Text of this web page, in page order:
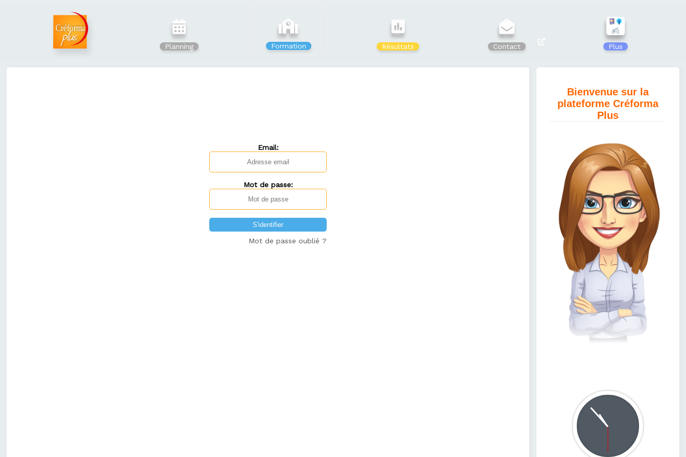
Planning Formation Résultats Contact Plus
Bienvenue sur la
plateforme Créforma
Plus
Email:
Mot de passe:
Mot de passe oublié ?